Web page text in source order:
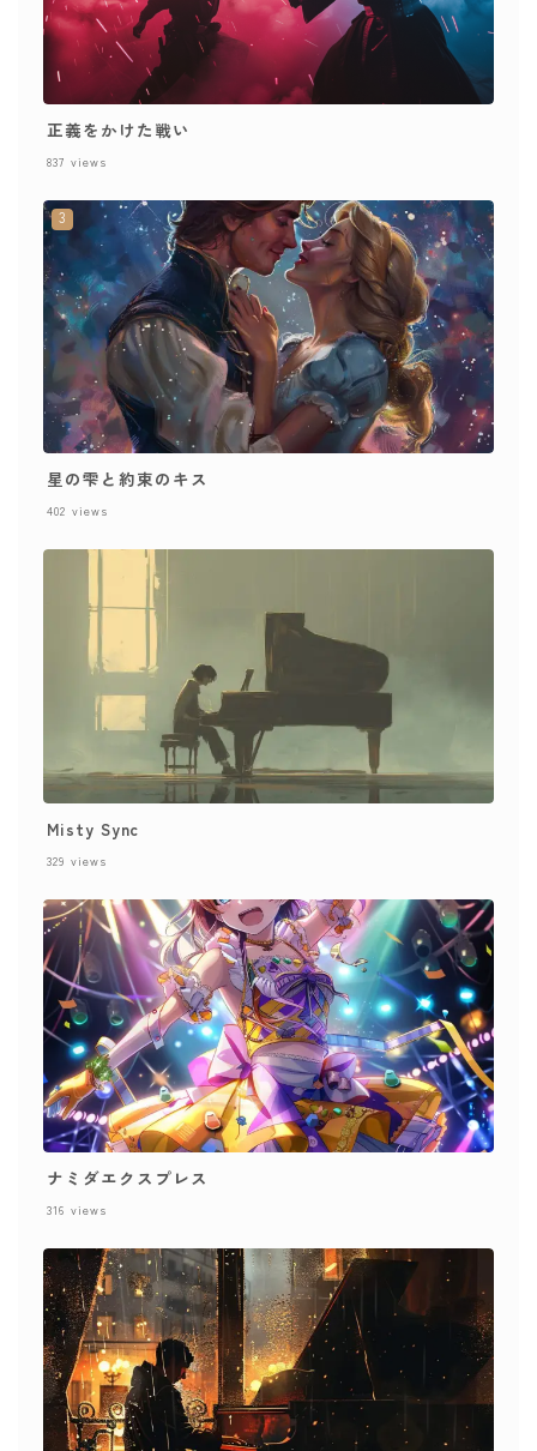
正義をかけた戦い
837 views
星の雫と約束のキス
402 views
Misty Sync
329 views
ナミダエクスプレス
316 views